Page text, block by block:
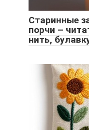
Старинные
порчи –
нить,